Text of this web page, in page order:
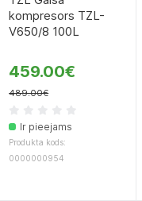
kompresors TZL-
V650/8 100L
459.00€
489.00€
Ir pieejams
Produkta kods:
0000000954